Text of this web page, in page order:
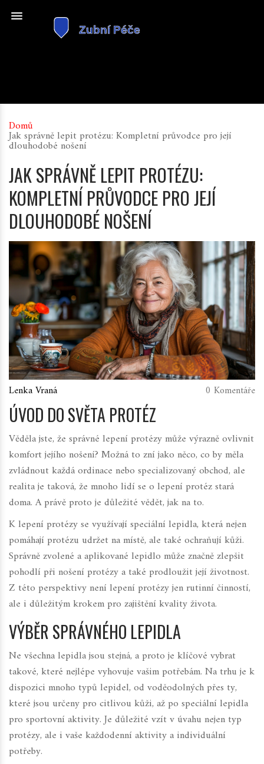
Domů
Jak správně lepit protézu: Kompletní průvodce pro její
dlouhodobé nošení
JAK SPRÁVNĚ LEPIT PROTÉZU:
KOMPLETNÍ PRŮVODCE PRO JEJÍ
DLOUHODOBÉ NOŠENÍ
Lenka Vraná 0 Komentáře
ÚVOD DO SVĚTA PROTÉZ
Věděla jste, že správné lepení protézy může výrazně ovlivnit
komfort jejího nošení? Možná to zní jako něco, co by měla
zvládnout každá ordinace nebo specializovaný obchod, ale
realita je taková, že mnoho lidí se o lepení protéz stará
doma. A právě proto je důležité vědět, jak na to.
K lepení protézy se využívají speciální lepidla, která nejen
pomáhají protézu udržet na místě, ale také ochraňují kůži.
Správně zvolené a aplikované lepidlo může značně zlepšit
pohodlí při nošení protézy a také prodloužit její životnost.
Z této perspektivy není lepení protézy jen rutinní činností,
ale i důležitým krokem pro zajištění kvality života.
VÝBĚR SPRÁVNÉHO LEPIDLA
Ne všechna lepidla jsou stejná, a proto je klíčové vybrat
takové, které nejlépe vyhovuje vašim potřebám. Na trhu je k
dispozici mnoho typů lepidel, od voděodolných přes ty,
které jsou určeny pro citlivou kůži, až po speciální lepidla
pro sportovní aktivity. Je důležité vzít v úvahu nejen typ
protézy, ale i vaše každodenní aktivity a individuální
potřeby.